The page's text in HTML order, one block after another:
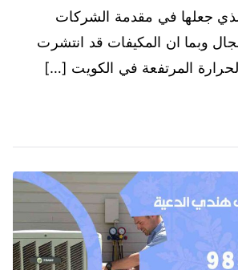
الذي جعلها في مقدمة الشركات
وبما ان المكيفات قد انتشرت
المرتفعة في الكويت […]